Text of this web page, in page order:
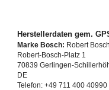
Herstellerdaten gem.
Marke Bosch: Robert
Robert-Bosch-Platz 1
70839 Gerlingen-
DE
Telefon: +49 711 400 40990